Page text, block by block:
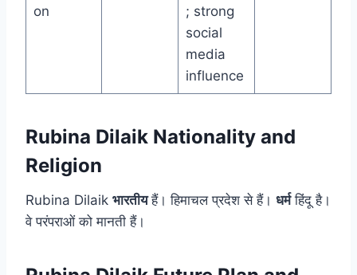
on
; strong
social
media
influence
Rubina Dilaik Nationality and
Religion
Rubina Dilaik भारतीयहैं। हिमाचल प्रदेश से हैं। धर्महिंदू है।
वे परंपराओं को मानती हैं।